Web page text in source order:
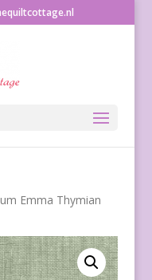
Emma Thymian